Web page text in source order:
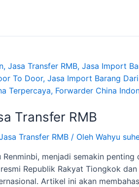
Transfer RMB
Transfer RMB / Oleh Wahyu
Renminbi, menjadi semakin
Republik Rakyat Tiongkok
Artikel ini akan